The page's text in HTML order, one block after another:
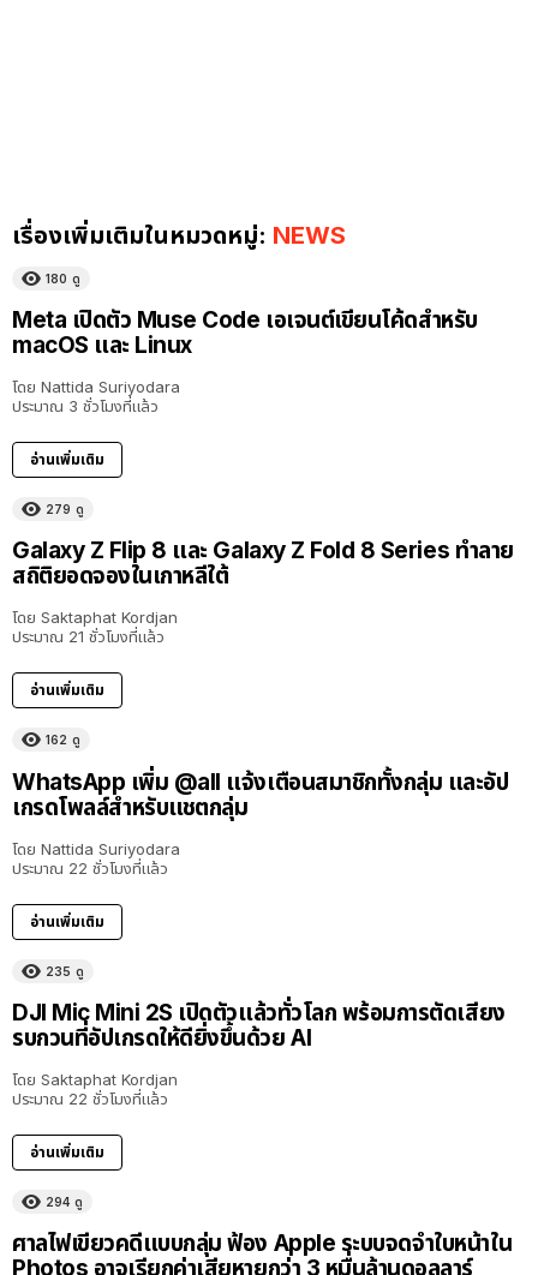
เรื่องเพิ่มเติมในหมวดหมู่: NEWS
180 ดู
Meta เปิดตัว Muse Code เอเจนต์เขียนโค้ดสำหรับ
macOS และ Linux
โดย Nattida Suriyodara
ประมาณ 3 ชั่วโมงที่แล้ว
อ่านเพิ่มเติม
279 ดู
Galaxy Z Flip 8 และ Galaxy Z Fold 8 Series ทำลาย
สถิติยอดจองในเกาหลีใต้
โดย Saktaphat Kordjan
ประมาณ 21 ชั่วโมงที่แล้ว
อ่านเพิ่มเติม
162 ดู
WhatsApp เพิ่ม @all แจ้งเตือนสมาชิกทั้งกลุ่ม และอัป
เกรดโพลล์สำหรับแชตกลุ่ม
โดย Nattida Suriyodara
ประมาณ 22 ชั่วโมงที่แล้ว
อ่านเพิ่มเติม
235 ดู
DJI Mic Mini 2S เปิดตัวแล้วทั่วโลก พร้อมการตัดเสียง
รบกวนที่อัปเกรดให้ดียิ่งขึ้นด้วย AI
โดย Saktaphat Kordjan
ประมาณ 22 ชั่วโมงที่แล้ว
อ่านเพิ่มเติม
294 ดู
ศาลไฟเขียวคดีแบบกลุ่ม ฟ้อง Apple ระบบจดจำใบหน้าใน
Photos อาจเรียกค่าเสียหายกว่า 3 หมื่นล้านดอลลาร์